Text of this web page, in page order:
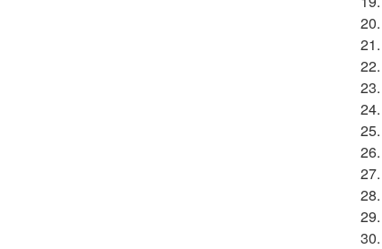
20.
21.
22.
23.
24.
25.
26.
27.
28.
29.
30.